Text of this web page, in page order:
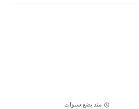
منذ بضع سنوات